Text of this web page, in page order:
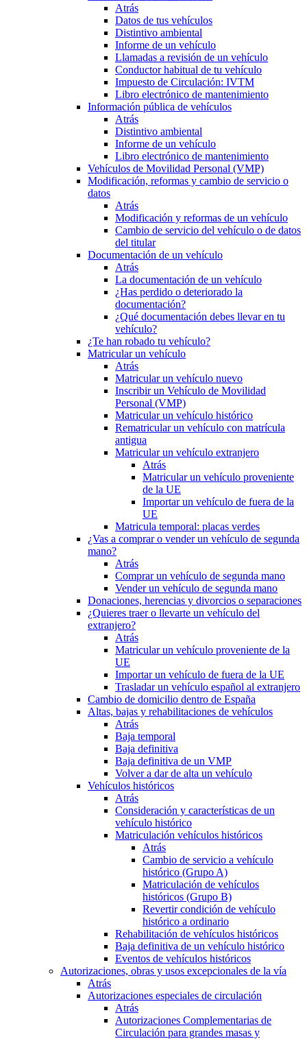
Atrás
Datos de tus vehículos
Distintivo ambiental
Informe de un vehículo
Llamadas a revisión de un vehículo
Conductor habitual de tu vehículo
Impuesto de Circulación: IVTM
Libro electrónico de mantenimiento
Información pública de vehículos
Atrás
Distintivo ambiental
Informe de un vehículo
Libro electrónico de mantenimiento
Vehículos de Movilidad Personal (VMP)
Modificación, reformas y cambio de servicio o
datos
Atrás
Modificación y reformas de un vehículo
Cambio de servicio del vehículo o de datos
del titular
Documentación de un vehículo
Atrás
La documentación de un vehículo
¿Has perdido o deteriorado la
documentación?
¿Qué documentación debes llevar en tu
vehículo?
¿Te han robado tu vehículo?
Matricular un vehículo
Atrás
Matricular un vehículo nuevo
Inscribir un Vehículo de Movilidad
Personal (VMP)
Matricular un vehículo histórico
Rematricular un vehículo con matrícula
antigua
Matricular un vehículo extranjero
Atrás
Matricular un vehículo proveniente
de la UE
Importar un vehículo de fuera de la
UE
Matricula temporal: placas verdes
¿Vas a comprar o vender un vehículo de segunda
mano?
Atrás
Comprar un vehículo de segunda mano
Vender un vehículo de segunda mano
Donaciones, herencias y divorcios o separaciones
¿Quieres traer o llevarte un vehículo del
extranjero?
Atrás
Matricular un vehículo proveniente de la
UE
Importar un vehículo de fuera de la UE
Trasladar un vehículo español al extranjero
Cambio de domicilio dentro de España
Altas, bajas y rehabilitaciones de vehículos
Atrás
Baja temporal
Baja definitiva
Baja definitiva de un VMP
Volver a dar de alta un vehículo
Vehículos históricos
Atrás
Consideración y características de un
vehículo histórico
Matriculación vehículos históricos
Atrás
Cambio de servicio a vehículo
histórico (Grupo A)
Matriculación de vehículos
históricos (Grupo B)
Revertir condición de vehículo
histórico a ordinario
Rehabilitación de vehículos históricos
Baja definitiva de un vehículo histórico
Eventos de vehículos históricos
Autorizaciones, obras y usos excepcionales de la vía
Atrás
Autorizaciones especiales de circulación
Atrás
Autorizaciones Complementarias de
Circulación para grandes masas y